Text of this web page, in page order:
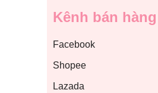
Kênh bán hàng
Facebook
Shopee
Lazada